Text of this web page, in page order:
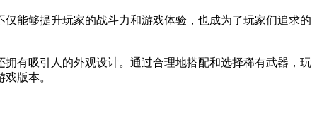
能够提升玩家的战斗力和游戏体验，也成为了玩家们追求的
有吸引人的外观设计。通过合理地搭配和选择稀有武器，玩
版本。